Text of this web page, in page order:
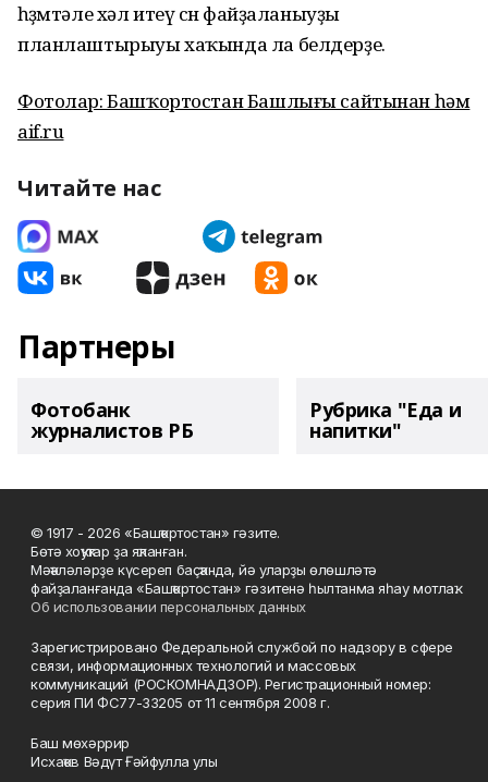
һөҙөмтәле хәл итеү өсөн файҙаланыуҙы
планлаштырыуы хаҡында ла белдерҙе.
Фотолар: Башҡортостан Башлығы сайтынан һәм
aif.ru
Читайте нас
Партнеры
Фотобанк
журналистов РБ
Рубрика "Еда и
напитки"
© 1917 - 2026 «Башҡортостан» гәзите.
Бөтә хоҡуҡтар ҙа яҡланған.
Мәҡәләләрҙе күсереп баҫҡанда, йә уларҙы өлөшләтә
файҙаланғанда «Башҡортостан» гәзитенә һылтанма яһау мотлаҡ.
Об использовании персональных данных
Зарегистрировано Федеральной службой по надзору в сфере
связи, информационных технологий и массовых
коммуникаций (РОСКОМНАДЗОР). Регистрационный номер:
серия ПИ ФС77-33205 от 11 сентября 2008 г.
Баш мөхәррир
Исхаҡов Вәдүт Ғәйфулла улы